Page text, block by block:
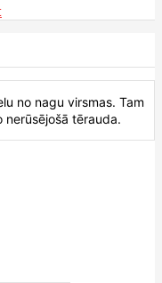
no nagu virsmas. Tam
tērauda.